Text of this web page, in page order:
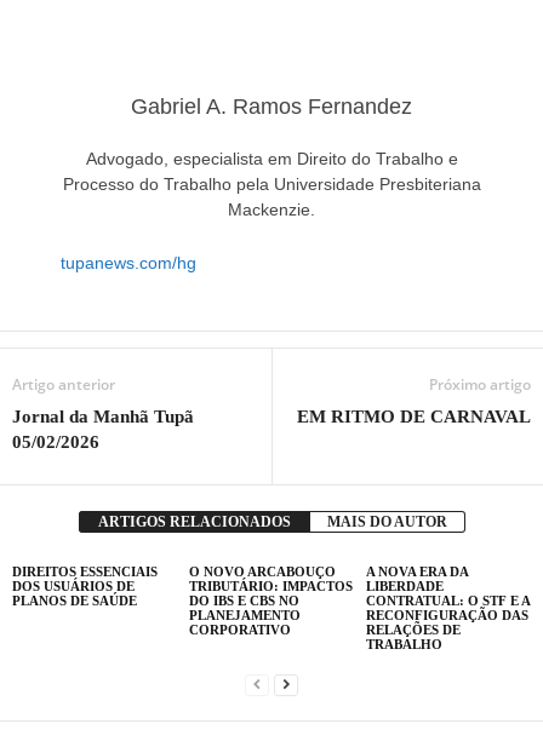
Gabriel A. Ramos Fernandez
Advogado, especialista em Direito do Trabalho e
Processo do Trabalho pela Universidade Presbiteriana
Mackenzie.
tupanews.com/hg
Artigo anterior
Jornal da Manhã Tupã
05/02/2026
Próximo artigo
EM RITMO DE CARNAVAL
ARTIGOS RELACIONADOS MAIS DO AUTOR
DIREITOS ESSENCIAIS
DOS USUÁRIOS DE
PLANOS DE SAÚDE
O NOVO ARCABOUÇO
TRIBUTÁRIO: IMPACTOS
DO IBS E CBS NO
PLANEJAMENTO
CORPORATIVO
A NOVA ERA DA
LIBERDADE
CONTRATUAL: O STF E A
RECONFIGURAÇÃO DAS
RELAÇÕES DE
TRABALHO